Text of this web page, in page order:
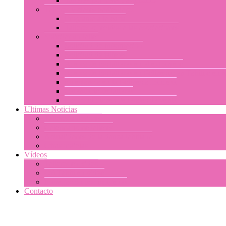
Ultimas Noticias
Vídeos
Contacto